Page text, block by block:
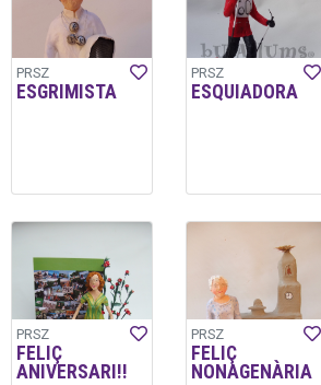
PRSZ
ESGRIMISTA
PRSZ
ESQUIADORA
PRSZ
FELIÇ
ANIVERSARI!!
PRSZ
FELIÇ
NONAGENÀRIA